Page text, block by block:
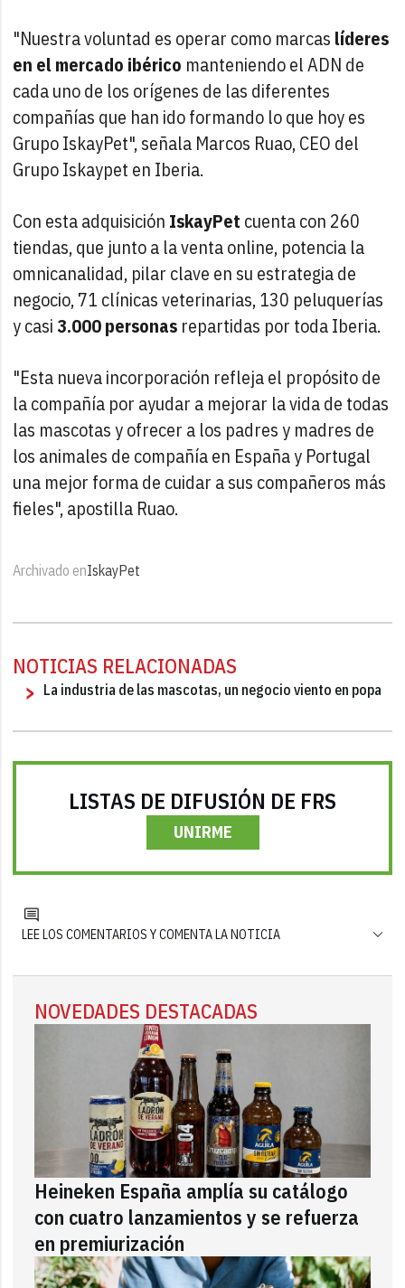
"Nuestra voluntad es operar como marcas líderes
en el mercado ibérico manteniendo el ADN de
cada uno de los orígenes de las diferentes
compañías que han ido formando lo que hoy es
Grupo IskayPet", señala Marcos Ruao, CEO del
Grupo Iskaypet en Iberia.
Con esta adquisición IskayPet cuenta con 260
tiendas, que junto a la venta online, potencia la
omnicanalidad, pilar clave en su estrategia de
negocio, 71 clínicas veterinarias, 130 peluquerías
y casi3.000 personas repartidas por toda Iberia.
"Esta nueva incorporación refleja el propósito de
la compañía por ayudar a mejorar la vida de todas
las mascotas y ofrecer a los padres y madres de
los animales de compañía en España y Portugal
una mejor forma de cuidar a sus compañeros más
fieles", apostilla Ruao.
Archivado enIskayPet
NOTICIAS RELACIONADAS
La industria de las mascotas, un negocio viento en popa
LISTAS DE DIFUSIÓN DE FRS
UNIRME
LEE LOS COMENTARIOS Y COMENTA LA NOTICIA
NOVEDADES DESTACADAS
Heineken España amplía su catálogo
con cuatro lanzamientos y se refuerza
en premiurización